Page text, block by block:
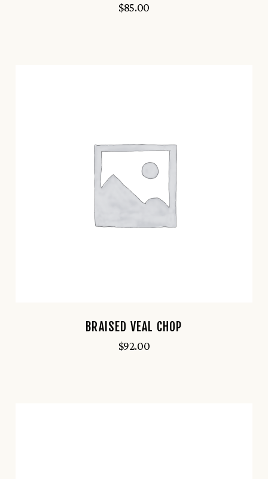
$85.00
BRAISED VEAL CHOP
$92.00